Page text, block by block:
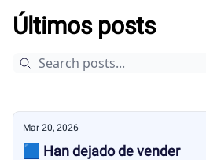
Últimos posts
Mar 20, 2026
🟦 Han dejado de vender